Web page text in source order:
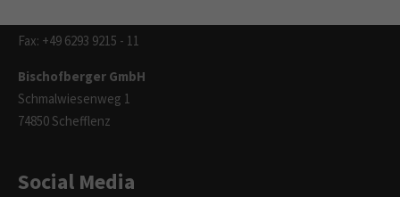
Fax: +49 6293 9215 - 11
Bischofberger GmbH
Schmalwiesenweg 1
74850 Schefflenz
Social Media